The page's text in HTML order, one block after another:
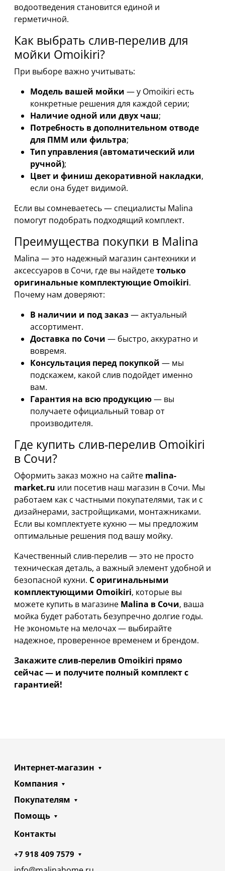
водоотведения становится единой и
герметичной.
Как выбрать слив-перелив для
мойки Omoikiri?
При выборе важно учитывать:
Модель вашей мойки — у Omoikiri есть
конкретные решения для каждой серии;
Наличие одной или двух чаш;
Потребность в дополнительном отводе
для ПММ или фильтра;
Тип управления (автоматический или
ручной);
Цвет и финиш декоративной накладки,
если она будет видимой.
Если вы сомневаетесь — специалисты Malina
помогут подобрать подходящий комплект.
Преимущества покупки в Malina
Malina — это надежный магазин сантехники и
аксессуаров в Сочи, где вы найдететолько
оригинальные комплектующие Omoikiri.
Почему нам доверяют:
В наличии и под заказ— актуальный
ассортимент.
Доставка по Сочи — быстро, аккуратно и
вовремя.
Консультация перед покупкой — мы
подскажем, какой слив подойдет именно
вам.
Гарантия на всю продукцию— вы
получаете официальный товар от
производителя.
Где купить слив-перелив Omoikiri
в Сочи?
Оформить заказ можно на сайте malina-
market.ru или посетив наш магазин в Сочи. Мы
работаем как с частными покупателями, так и с
дизайнерами, застройщиками, монтажниками.
Если вы комплектуете кухню — мы предложим
оптимальные решения под вашу мойку.
Качественный слив-перелив — это не просто
техническая деталь, а важный элемент удобной и
безопасной кухни. С оригинальными
комплектующими Omoikiri, которые вы
можете купить в магазине Malina в Сочи, ваша
мойка будет работать безупречно долгие годы.
Не экономьте на мелочах — выбирайте
надежное, проверенное временем и брендом.
Закажите слив-перелив Omoikiri прямо
сейчас — и получите полный комплект с
гарантией!
Интернет-магазин
Компания
Покупателям
Помощь
Контакты
+7 918 409 7579